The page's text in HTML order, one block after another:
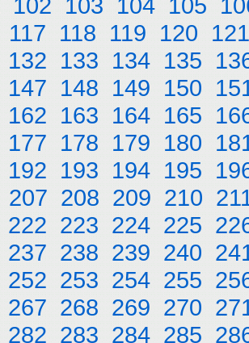
102 103 104 105
117 118 119 120 121
132 133 134 135
147 148 149 150
162 163 164 165
177 178 179 180
192 193 194 195
207 208 209 210
222 223 224 225
237 238 239 240
252 253 254 255
267 268 269 270
282 283 284 285